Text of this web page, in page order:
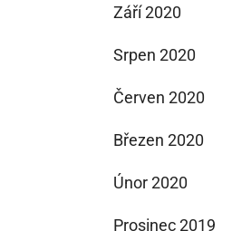
Září 2020
Srpen 2020
Červen 2020
Březen 2020
Únor 2020
Prosinec 2019